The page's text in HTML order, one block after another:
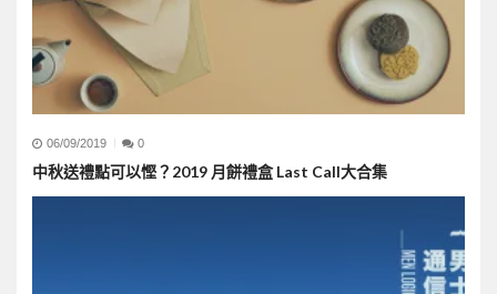
06/09/2019 0
中秋送禮點可以慳？2019 月餅禮盒 Last Call大合集